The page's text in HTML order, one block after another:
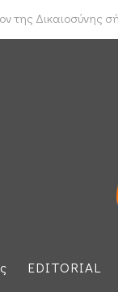
της Δικαιοσύνης
Ομάν συμφώνησαν
EDITORIAL